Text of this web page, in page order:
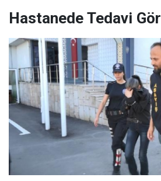
Hastanede Tedavi